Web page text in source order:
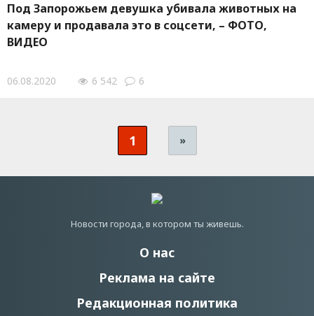
Под Запорожьем девушка убивала животных на
камеру и продавала это в соцсети, – ФОТО,
ВИДЕО
06.08.2020 6 542 6
1 »
Новости города, в котором ты живешь.
О нас
Реклама на сайте
Редакционная политика